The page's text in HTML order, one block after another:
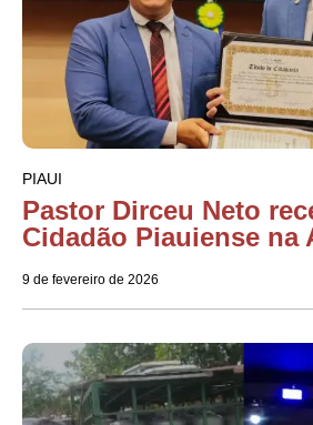
PIAUI
Pastor Dirceu Neto
Cidadão Piauiense na
9 de fevereiro de 2026